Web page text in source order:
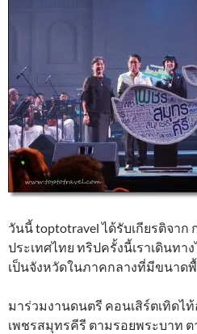
วันนี้ toptotravel ได้รับเกียรติจาก
ประเทศไทย ทริปครั้งนี้เราเดินทา
เป็นจังหวัดในภาคกลางที่มีขนาด
มาร่วมงานดนตรี คอนเสิร์ตเทิดไ
เพชรสมุทรคีรี ตามรอยพระบาท